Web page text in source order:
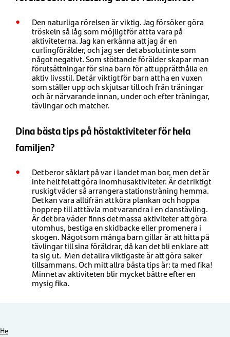
Den naturliga rörelsen är viktig. Jag försöker göra
tröskeln så låg som möjligt för att ta vara på
aktiviteterna. Jag kan erkänna att jag är en
curlingförälder, och jag ser det absolut inte som
något negativt. Som stöttande förälder skapar man
förutsättningar för sina barn för att upprätthålla en
aktiv livsstil. Det är viktigt för barn att ha en vuxen
som ställer upp och skjutsar till och från träningar
och är närvarande innan, under och efter träningar,
tävlingar och matcher.
Dina bästa tips på höstaktiviteter för hela
familjen?
Det beror såklart på var i landet man bor, men det är
inte helt fel att göra inomhusaktiviteter. Är det riktigt
ruskigt väder så arrangera stationsträning hemma.
Det kan vara alltifrån att köra plankan och hoppa
hopprep till att tävla mot varandra i en danstävling.
Är det bra väder finns det massa aktiviteter att göra
utomhus, bestiga en skidbacke eller promenera i
skogen. Något som många barn gillar är att hitta på
tävlingar till sina föräldrar, då kan det bli enklare att
ta sig ut. Men det allra viktigaste är att göra saker
tillsammans. Och mitt allra bästa tips är: ta med fika!
Minnet av aktiviteten blir mycket bättre efter en
mysig fika.
He